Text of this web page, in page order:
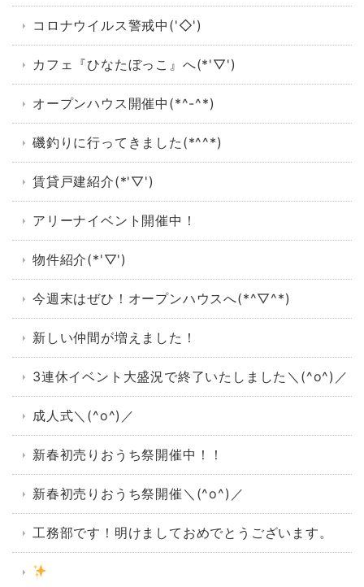
コロナウイルス警戒中('◇')ゞ
カフェ『ひなたぼっこ』へ(*'▽')
オープンハウス開催中(*^-^*)
磯釣りに行ってきました(*^^*)
賃貸戸建紹介(*'▽')
アリーナイベント開催中！
物件紹介(*'▽')
今週末はぜひ！オープンハウスへ(*^▽^*)
新しい仲間が増えました！
3連休イベント大盛況で終了いたしました＼(^o^)／
成人式＼(^o^)／
新春初売りおうち祭開催中！！
新春初売りおうち祭開催＼(^o^)／
工務部です！明けましておめでとうございます。